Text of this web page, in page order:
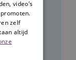
te
met
video’s
zelf
altijd